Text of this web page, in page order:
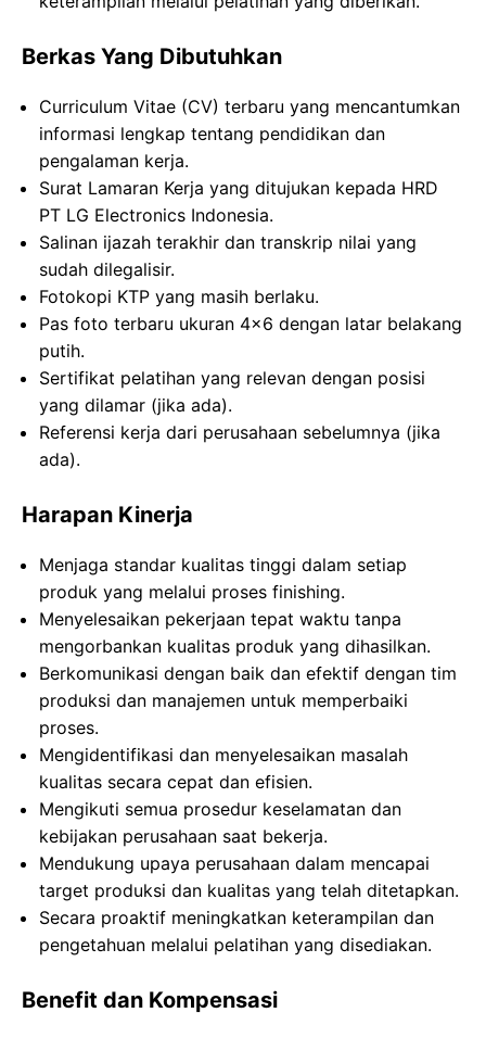
Berkas Yang Dibutuhkan
Curriculum Vitae (CV) terbaru yang mencantumkan
informasi lengkap tentang pendidikan dan
pengalaman kerja.
Surat Lamaran Kerja yang ditujukan kepada HRD
PT LG Electronics Indonesia.
Salinan ijazah terakhir dan transkrip nilai yang
sudah dilegalisir.
Fotokopi KTP yang masih berlaku.
Pas foto terbaru ukuran 4×6 dengan latar belakang
putih.
Sertifikat pelatihan yang relevan dengan posisi
yang dilamar (jika ada).
Referensi kerja dari perusahaan sebelumnya (jika
ada).
Harapan Kinerja
Menjaga standar kualitas tinggi dalam setiap
produk yang melalui proses finishing.
Menyelesaikan pekerjaan tepat waktu tanpa
mengorbankan kualitas produk yang dihasilkan.
Berkomunikasi dengan baik dan efektif dengan tim
produksi dan manajemen untuk memperbaiki
proses.
Mengidentifikasi dan menyelesaikan masalah
kualitas secara cepat dan efisien.
Mengikuti semua prosedur keselamatan dan
kebijakan perusahaan saat bekerja.
Mendukung upaya perusahaan dalam mencapai
target produksi dan kualitas yang telah ditetapkan.
Secara proaktif meningkatkan keterampilan dan
pengetahuan melalui pelatihan yang disediakan.
Benefit dan Kompensasi